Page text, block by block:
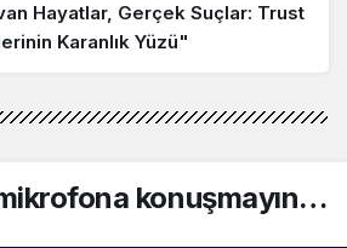
güvenilirsen o kadar
Hayatlar, Gerçek Suçlar: Trust
Karanlık Yüzü"
Uzun
konuşmayın…